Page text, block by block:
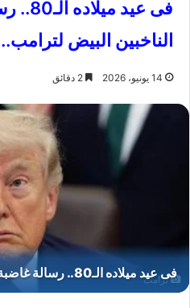
فى عيد
الناخبين البيض لترامب..
14 يونيو، 2026
ترامب